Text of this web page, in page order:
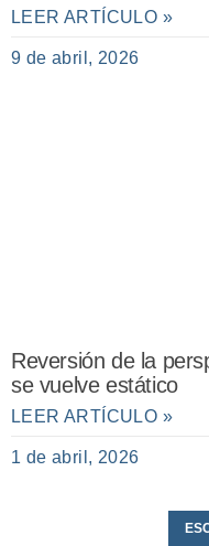
LEER ARTÍCULO »
9 de abril, 2026
Reversión de la
se vuelve estático
LEER ARTÍCULO »
1 de abril, 2026